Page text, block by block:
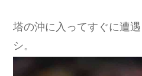
塔の沖に入ってすぐに遭
シ。